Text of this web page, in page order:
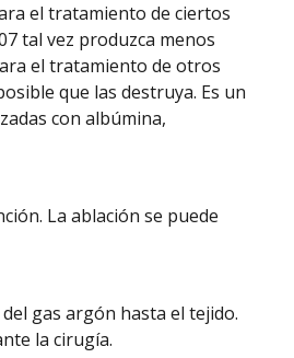
el tratamiento de ciertos
tal vez produzca menos
el tratamiento de otros
que las destruya. Es un
con albúmina,
La ablación se puede
gas argón hasta el tejido.
la cirugía.